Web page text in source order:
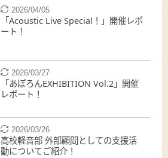
2026/04/05
「Acoustic Live Special！」開催レポ
ート！
2026/03/27
「あぽろんEXHIBITION Vol.2」開催
レポート！
2026/03/26
高校軽音部 外部顧問としての支援活
動についてご紹介！